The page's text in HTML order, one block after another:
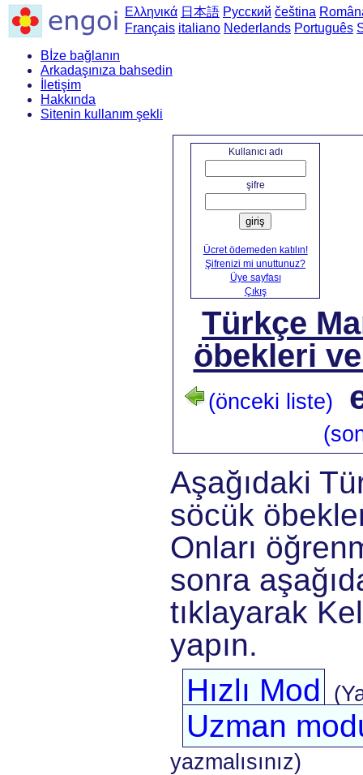
Ελληνικά 日本語 Русский čeština
Français italiano Nederlands Português
Bİze bağlanın
Arkadaşınıza bahsedin
İletişim
Hakkında
Sitenin kullanım şekli
Kullanıcı adı
şifre
giriş
Ücret ödemeden katılın!
Şifrenizi mi unuttunuz?
Üye sayfası
Çıkış
Türkçe
öbekleri
(önceki liste)
Aşağıdaki
söcük
Onları
sonra
tıklayarak
yapın.
Hızlı Mod
Uzman
yazmalısınız)